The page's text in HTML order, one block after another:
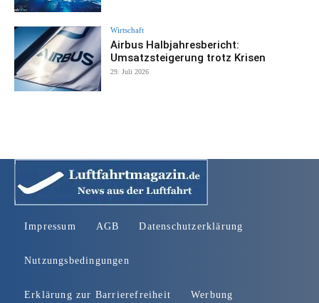
Wirtschaft
Airbus Halbjahresbericht:
Umsatzsteigerung trotz Krisen
29. Juli 2026
Impressum AGB Datenschutzerklärung
Nutzungsbedingungen
Erklärung zur Barrierefreiheit Werbung